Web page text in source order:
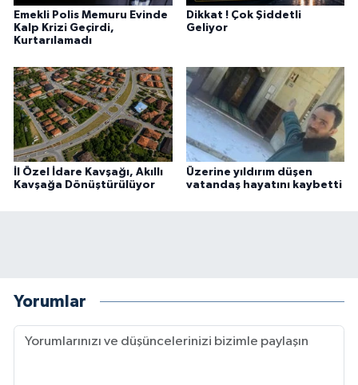
Emekli Polis Memuru Evinde
Kalp Krizi Geçirdi,
Kurtarılamadı
Dikkat ! Çok Şiddetli
Geliyor
İl Özel İdare Kavşağı, Akıllı
Kavşağa Dönüştürülüyor
Üzerine yıldırım düşen
vatandaş hayatını kaybetti
Yorumlar